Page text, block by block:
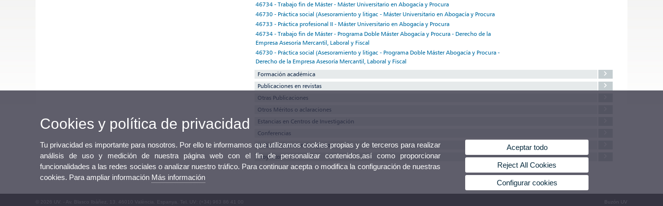
46734 - Trabajo fin de Máster - Máster Universitario en Abogacía y Procura
46730 - Práctica social (Asesoramiento y litigac - Máster Universitario en Abogacía y Procura
46733 - Práctica profesional II - Máster Universitario en Abogacía y Procura
46734 - Trabajo fin de Máster - Programa Doble Máster Abogacía y Procura - Derecho de la
Empresa Asesoría Mercantil, Laboral y Fiscal
46730 - Práctica social (Asesoramiento y litigac - Programa Doble Máster Abogacía y Procura -
Derecho de la Empresa Asesoría Mercantil, Laboral y Fiscal
Formación académica
Publicaciones en revistas
Otras Publicaciones
Otros Méritos o aclaraciones
Estancias en Centros de Investigación
Conferencias
Participaciones en Congresos
Proyectos
© 2026 UV. - Av. Blasco Ibáñez, 13. 46010 València. Espanya. Tel. UV: (+34) 963 86 41 00 Buzón UV
Cookies y política de privacidad
Tu privacidad es importante para nosotros. Por ello te informamos que utilizamos cookies propias y de terceros para realizar
análisis de uso y medición de nuestra página web con el fin de personalizar contenidos,así como proporcionar
funcionalidades a las redes sociales o analizar nuestro tráfico. Para continuar acepta o modifica la configuración de nuestras
cookies. Para ampliar información Más información
Aceptar todo
Reject All Cookies
Configurar cookies